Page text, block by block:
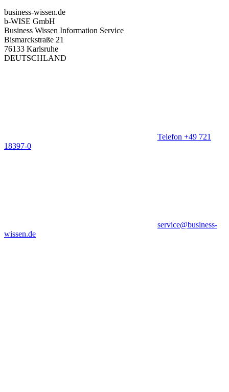
business-wissen.de
b-WISE GmbH
Business Wissen Information Service
Bismarckstraße 21
76133 Karlsruhe
DEUTSCHLAND
Telefon +49 721
18397-0
service@business-
wissen.de